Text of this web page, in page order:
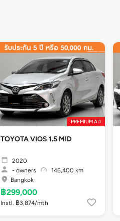
PREMIUM AD
TOYOTA VIOS 1.5 MID
2020
- owners
146,400 km
Bangkok
฿299,000
Instl. ฿3,874/mth